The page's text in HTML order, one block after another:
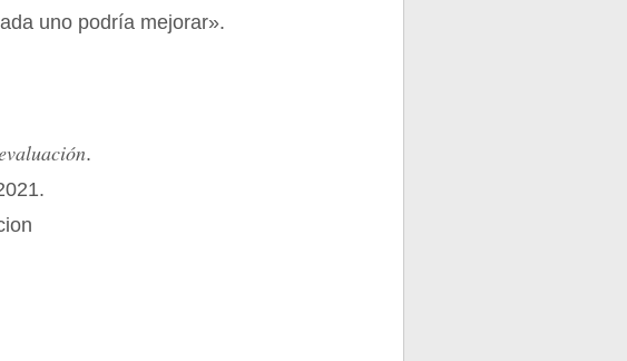
uno podría mejorar».
.